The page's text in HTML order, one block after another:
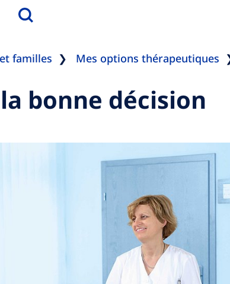
familles Mes options thérapeutiques
bonne décision